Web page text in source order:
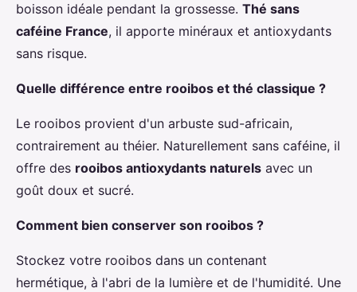
boisson idéale pendant la grossesse. Thé sans
caféine France, il apporte minéraux et antioxydants
sans risque.
Quelle différence entre rooibos et thé classique ?
Le rooibos provient d'un arbuste sud-africain,
contrairement au théier. Naturellement sans caféine, il
offre des rooibos antioxydants naturels avec un
goût doux et sucré.
Comment bien conserver son rooibos ?
Stockez votre rooibos dans un contenant
hermétique, à l'abri de la lumière et de l'humidité. Une